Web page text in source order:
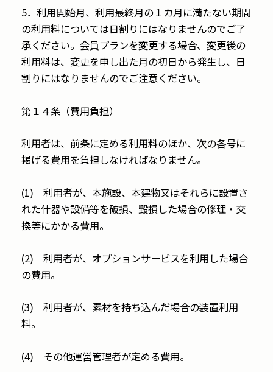
5．利用開始月、利用最終月の１カ月に満たない期間
の利用料については日割りにはなりませんのでご了
承ください。会員プランを変更する場合、変更後の
利用料は、変更を申し出た月の初日から発生し、日
割りにはなりませんのでご注意ください。
第１４条（費用負担）
利用者は、前条に定める利用料のほか、次の各号に
掲げる費用を負担しなければなりません。
(1) 利用者が、本施設、本建物又はそれらに設置さ
れた什器や設備等を破損、毀損した場合の修理・交
換等にかかる費用。
(2) 利用者が、オプションサービスを利用した場合
の費用。
(3) 利用者が、素材を持ち込んだ場合の装置利用
料。
(4) その他運営管理者が定める費用。